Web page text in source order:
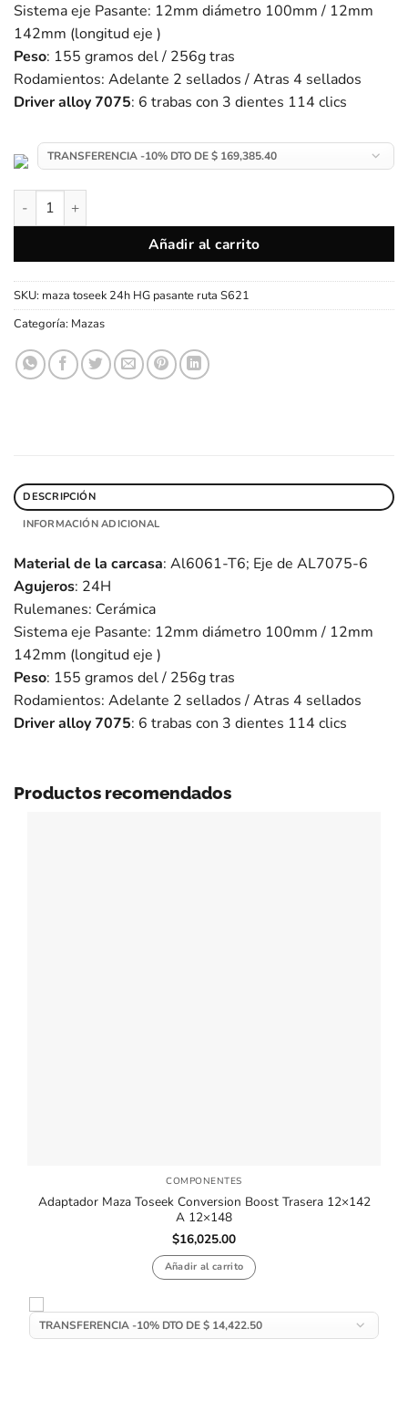
Sistema eje Pasante: 12mm diámetro 100mm / 12mm
142mm (longitud eje )
Peso: 155 gramos del / 256g tras
Rodamientos: Adelante 2 sellados / Atras 4 sellados
Driver alloy 7075: 6 trabas con 3 dientes 114 clics
Mazas Juego Toseek S621 Cerámica 24H Freno Disco Ruta eje
Añadir al carrito
SKU: maza toseek 24h HG pasante ruta S621
Categoría: Mazas
DESCRIPCIÓN
INFORMACIÓN ADICIONAL
Material de la carcasa: Al6061-T6; Eje de AL7075-6
Agujeros: 24H
Rulemanes: Cerámica
Sistema eje Pasante: 12mm diámetro 100mm / 12mm
142mm (longitud eje )
Peso: 155 gramos del / 256g tras
Rodamientos: Adelante 2 sellados / Atras 4 sellados
Driver alloy 7075: 6 trabas con 3 dientes 114 clics
Productos recomendados
COMPONENTES
Adaptador Maza Toseek Conversion Boost Trasera 12×142
A 12×148
$16,025.00
Añadir al carrito